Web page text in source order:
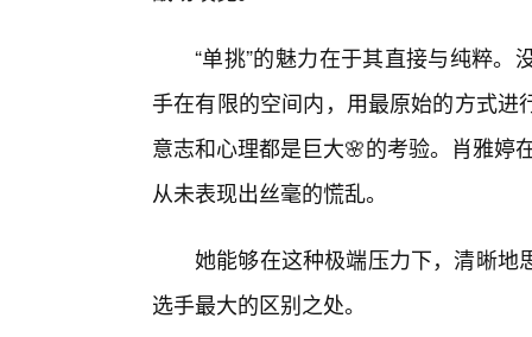
“单挑”的魅力在于其直接与纯粹
手在有限的空间内，用最原始的方式
意志和心理都是巨大🌸的考验。肖雅婷
从未表现出丝毫的慌乱。
她能够在这种极端压力下，清晰地
选手最大的区别之处。